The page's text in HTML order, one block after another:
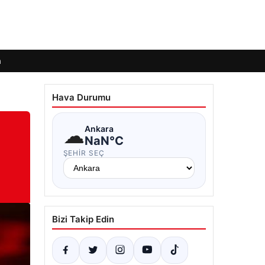
Hava Durumu
☁Ankara
NaN°C
ŞEHIR SEÇ
Bizi Takip Edin